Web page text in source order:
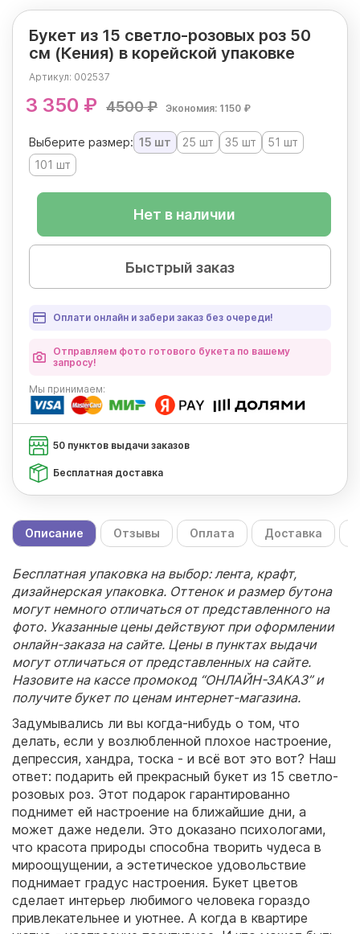
Букет из 15 светло-розовых роз 50
см (Кения) в корейской упаковке
Артикул: 002537
3 350 ₽ 4500 ₽ Экономия: 1150 ₽
Выберите размер: 15 шт 25 шт 35 шт
51 шт
101 шт
Нет в наличии
Быстрый заказ
Оплати онлайн и забери заказ без очереди!
Отправляем фото готового букета по вашему
запросу!
Мы принимаем:
50 пунктов выдачи заказов
Бесплатная доставка
Описание Отзывы Оплата Доставка
Бесплатная упаковка на выбор: лента, крафт,
дизайнерская упаковка. Оттенок и размер бутона
могут немного отличаться от представленного на
фото. Указанные цены действуют при оформлении
онлайн-заказа на сайте. Цены в пунктах выдачи
могут отличаться от представленных на сайте.
Назовите на кассе промокод “ОНЛАЙН-ЗАКАЗ” и
получите букет по ценам интернет-магазина.
Задумывались ли вы когда-нибудь о том, что
делать, если у возлюбленной плохое настроение,
депрессия, хандра, тоска - и всё вот это вот? Наш
ответ: подарить ей прекрасный букет из 15 светло-
розовых роз. Этот подарок гарантированно
поднимет ей настроение на ближайшие дни, а
может даже недели. Это доказано психологами,
что красота природы способна творить чудеса в
мироощущении, а эстетическое удовольствие
поднимает градус настроения. Букет цветов
сделает интерьер любимого человека гораздо
привлекательнее и уютнее. А когда в квартире